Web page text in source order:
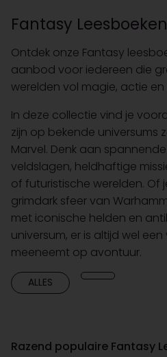
Fantasy Leesboeken
Ontdek onze Fantasy
aanbod voor iedereen die
werelden vol magie, actie
In deze collectie vind je
zijn op bekende universums
Marvel. Denk aan
veldslagen, heldhaftige
of futuristische werelden. Of
grimdark sfeer van
met iconische helden en
universum, er is altijd wel
meeneemt op avontuur.
ALLES
Razend populaire Fantasy